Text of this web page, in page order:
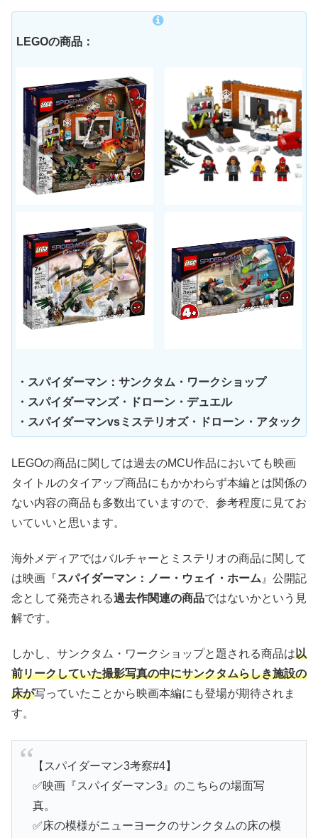
LEGOの商品：
・スパイダーマン：サンクタム・ワークショップ
・スパイダーマンズ・ドローン・デュエル
・スパイダーマンvsミステリオズ・ドローン・アタック
LEGOの商品に関しては過去のMCU作品においても映画
タイトルのタイアップ商品にもかかわらず本編とは関係の
ない内容の商品も多数出ていますので、参考程度に見てお
いていいと思います。
海外メディアではバルチャーとミステリオの商品に関して
は映画『スパイダーマン：ノー・ウェイ・ホーム 』公開記
念として発売される過去作関連の商品ではないかという見
解です。
しかし、サンクタム・ワークショップと題される商品は以
前リークしていた撮影写真の中にサンクタムらしき施設の
床が写っていたことから映画本編にも登場が期待されま
す。
【スパイダーマン3考察#4】
✅映画『スパイダーマン3』のこちらの場面写
真。
✅床の模様がニューヨークのサンクタムの床の模